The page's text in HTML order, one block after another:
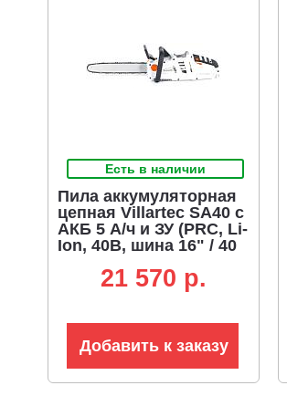
Есть в наличии
Пила аккумуляторная
цепная Villartec SA40 с
АКБ 5 А/ч и ЗУ (PRC, Li-
Ion, 40В, шина 16" / 40
2.3 кг.)21 570 p.
Добавить к заказу